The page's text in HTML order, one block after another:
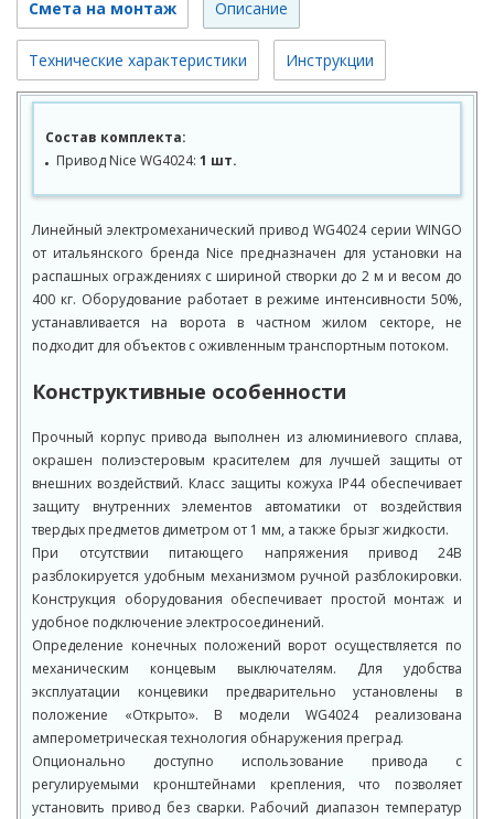
Смета на монтаж Описание
Технические характеристики Инструкции
Состав комплекта:
Привод Nice WG4024: 1 шт.
Линейный электромеханический привод WG4024 серии WINGO
от итальянского бренда Nice предназначен для установки на
распашных ограждениях с шириной створки до 2 м и весом до
400 кг. Оборудование работает в режиме интенсивности 50%,
устанавливается на ворота в частном жилом секторе, не
подходит для объектов с оживленным транспортным потоком.
Конструктивные особенности
Прочный корпус привода выполнен из алюминиевого сплава,
окрашен полиэстеровым красителем для лучшей защиты от
внешних воздействий. Класс защиты кожуха IP44 обеспечивает
защиту внутренних элементов автоматики от воздействия
твердых предметов диметром от 1 мм, а также брызг жидкости.
При отсутствии питающего напряжения привод 24В
разблокируется удобным механизмом ручной разблокировки.
Конструкция оборудования обеспечивает простой монтаж и
удобное подключение электросоединений.
Определение конечных положений ворот осуществляется по
механическим концевым выключателям. Для удобства
эксплуатации концевики предварительно установлены в
положение «Открыто». В модели WG4024 реализована
амперометрическая технология обнаружения преград.
Опционально доступно использование привода с
регулируемыми кронштейнами крепления, что позволяет
установить привод без сварки. Рабочий диапазон температур